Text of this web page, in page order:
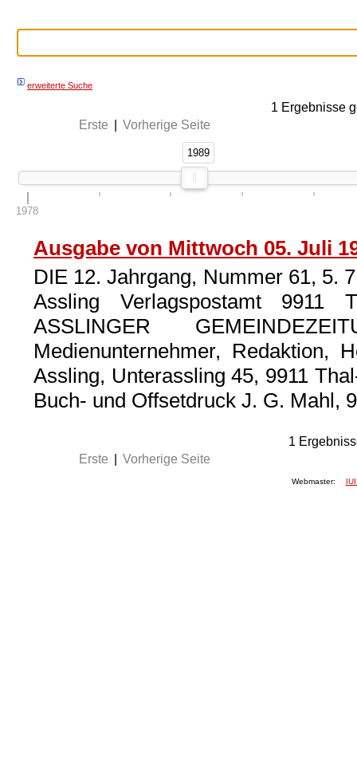
erweiterte Suche
1 Ergebnisse
Erste
Vorherige Seite
1989
1989
1978
Ausgabe von Mittwoch 05. Juli
DIE 12. Jahrgang, Nummer 61, 5.
Assling Verlagspostamt 9911
ASSLINGER
Medienunternehmer, Redaktion,
Assling, Unterassling 45, 9911
Buch- und Offsetdruck J. G. Mahl,
1
Erste
Vorherige Seite
Webmaster: